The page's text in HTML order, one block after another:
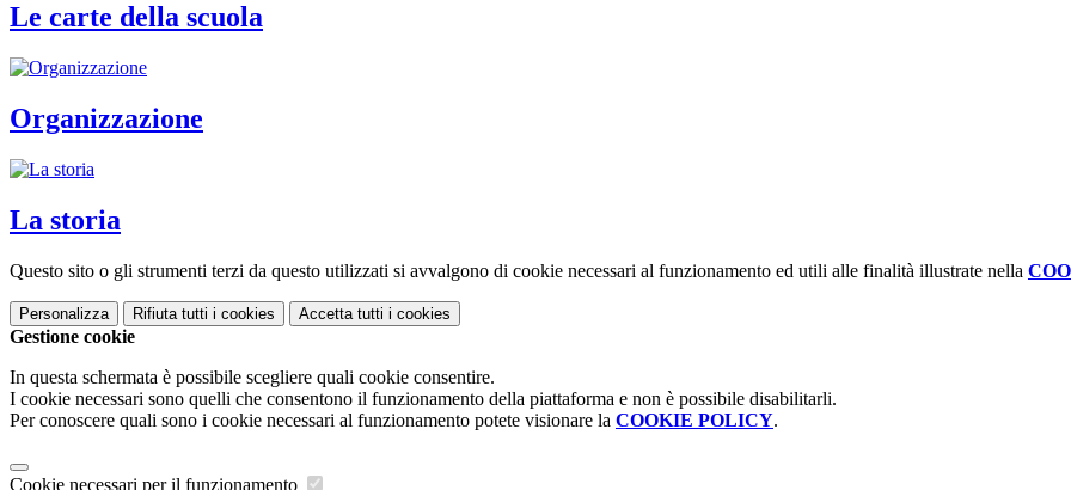
Le carte della scuola
Organizzazione
La storia
Questo sito o gli strumenti terzi da questo utilizzati si avvalgono di cookie necessari al funzionamento ed utili alle finalità illustrate nella
Personalizza Rifiuta tutti i cookies Accetta tutti i cookies
Gestione cookie
In questa schermata è possibile scegliere quali cookie consentire.
I cookie necessari sono quelli che consentono il funzionamento della piattaforma e non è possibile disabilitarli.
Per conoscere quali sono i cookie necessari al funzionamento potete visionare la COOKIE POLICY.
Cookie necessari per il funzionamento